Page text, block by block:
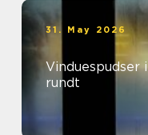
31. May 2026
Vinduespudser
rundt